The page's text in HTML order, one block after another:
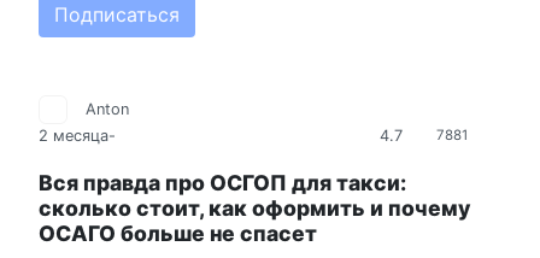
Подписаться
7881
4.7
Anton
2 месяца-
Вся правда про ОСГОП для такси:
сколько стоит, как оформить и почему
ОСАГО больше не спасет